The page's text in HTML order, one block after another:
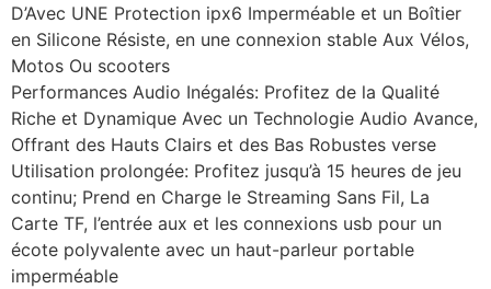
D’Avec UNE Protection ipx6 Imperméable et un Boîtier
en Silicone Résiste, en une connexion stable Aux Vélos,
Motos Ou scooters
Performances Audio Inégalés: Profitez de la Qualité
Riche et Dynamique Avec un Technologie Audio Avance,
Offrant des Hauts Clairs et des Bas Robustes verse
Utilisation prolongée: Profitez jusqu’à 15 heures de jeu
continu; Prend en Charge le Streaming Sans Fil, La
Carte TF, l’entrée aux et les connexions usb pour un
écote polyvalente avec un haut-parleur portable
imperméable